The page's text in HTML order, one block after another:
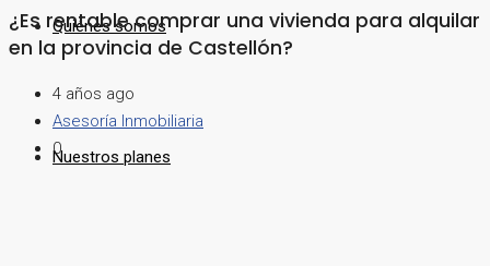
Quiénes somos
Nuestros planes
¿Es rentable comprar una vivienda para alquilar
en la provincia de Castellón?
4 años ago
Asesoría Inmobiliaria
0